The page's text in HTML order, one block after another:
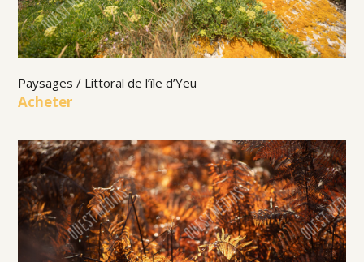
Paysages / Littoral de l’île d’Yeu
Acheter